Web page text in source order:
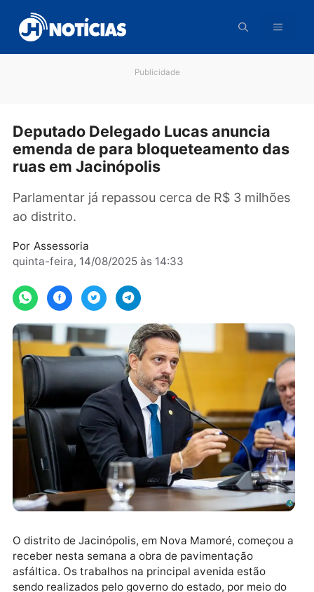
para
conteúdo
Deputado Delegado Lucas anuncia
emenda de para bloqueteamento
Parlamentar já repassou cerca de R$ 3
ao distrito.
quinta-feira, 14/08/2025 às 14:33